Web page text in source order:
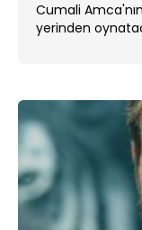
Cumali
yerinden